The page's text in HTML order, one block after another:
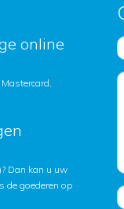
online
Dan kan u uw
de goederen op